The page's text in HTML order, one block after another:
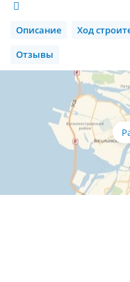
Описание Ход
Отзывы